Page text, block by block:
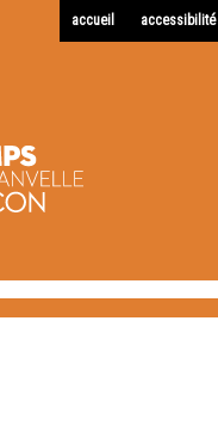
accueil accessibilité